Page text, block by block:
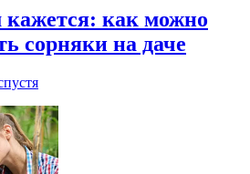
как можно
сорняки на даче